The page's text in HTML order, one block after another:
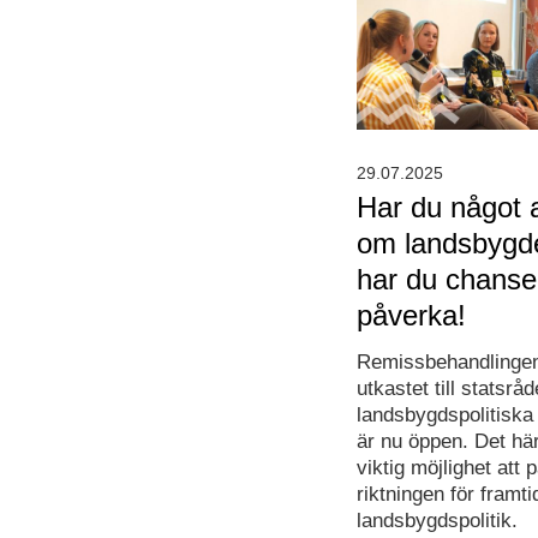
Har du något
om
har du
påverka!
utkastet till
är nu öppen. Det
viktig möjlighet att
riktningen för
landsbygdspolitik.
29.07.2025